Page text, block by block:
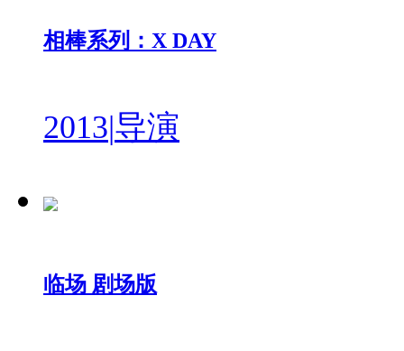
相棒系列：X DAY
2013|导演
临场 剧场版